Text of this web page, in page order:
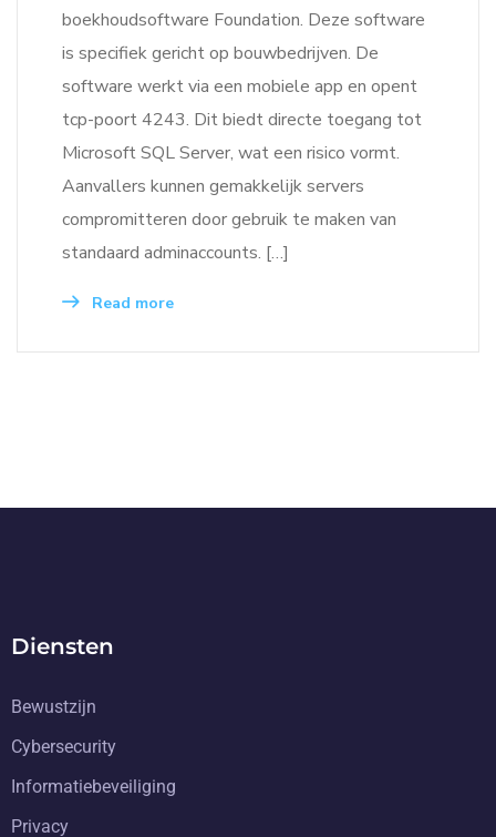
boekhoudsoftware Foundation. Deze software
is specifiek gericht op bouwbedrijven. De
software werkt via een mobiele app en opent
tcp-poort 4243. Dit biedt directe toegang tot
Microsoft SQL Server, wat een risico vormt.
Aanvallers kunnen gemakkelijk servers
compromitteren door gebruik te maken van
standaard adminaccounts. […]
Read more
Diensten
Bewustzijn
Cybersecurity
Informatiebeveiliging
Privacy